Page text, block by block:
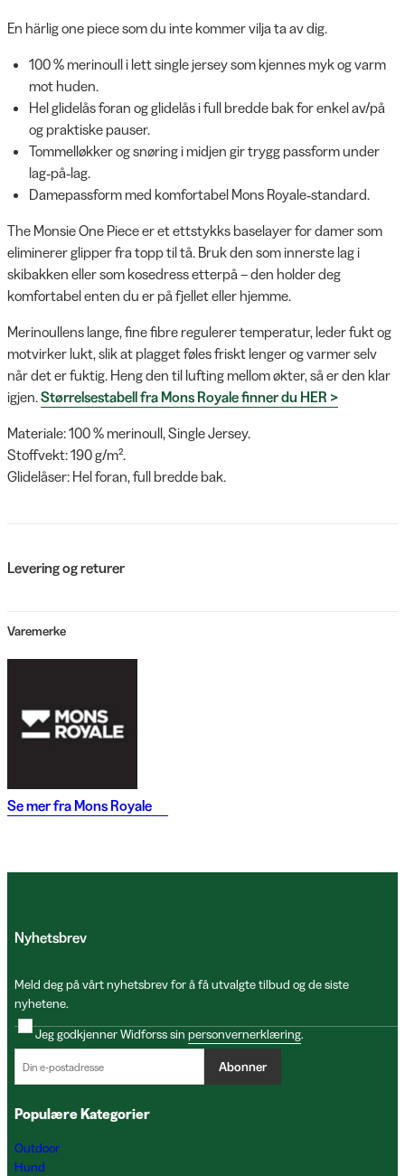
En härlig one piece som du inte kommer vilja ta av dig.
100 % merinoull i lett single jersey som kjennes myk og varm
mot huden.
Hel glidelås foran og glidelås i full bredde bak for enkel av/på
og praktiske pauser.
Tommelløkker og snøring i midjen gir trygg passform under
lag‑på‑lag.
Damepassform med komfortabel Mons Royale‑standard.
The Monsie One Piece er et ettstykks baselayer for damer som
eliminerer glipper fra topp til tå. Bruk den som innerste lag i
skibakken eller som kosedress etterpå – den holder deg
komfortabel enten du er på fjellet eller hjemme.
Merinoullens lange, fine fibre regulerer temperatur, leder fukt og
motvirker lukt, slik at plagget føles friskt lenger og varmer selv
når det er fuktig. Heng den til lufting mellom økter, så er den klar
igjen.Størrelsestabell fra Mons Royale finner du HER >
Materiale: 100 % merinoull, Single Jersey.
Stoffvekt: 190 g/m².
Glidelåser: Hel foran, full bredde bak.
Levering og returer
Varemerke
Se mer fra Mons Royale
Nyhetsbrev
Meld deg på vårt nyhetsbrev for å få utvalgte tilbud og de siste
nyhetene.
Jeg godkjenner Widforss sin personvernerklæring.
Abonner
Populære Kategorier
Outdoor
Hund